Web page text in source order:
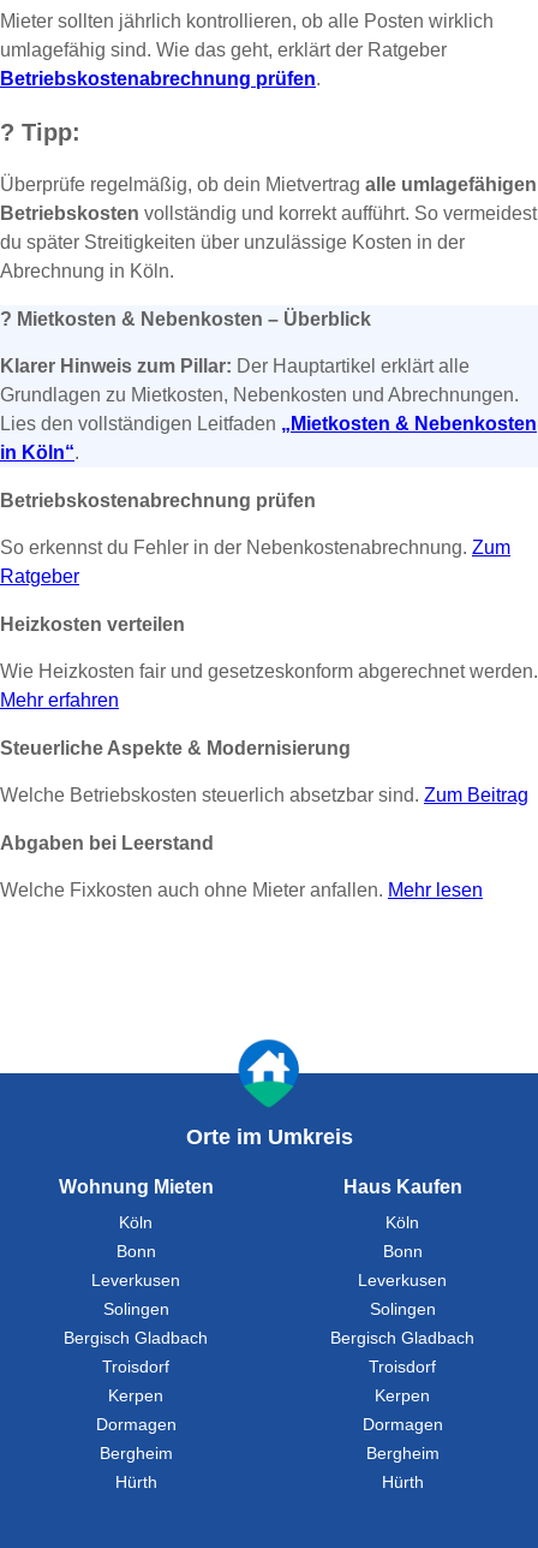
Mieter sollten jährlich kontrollieren, ob alle Posten wirklich
umlagefähig sind. Wie das geht, erklärt der Ratgeber
Betriebskostenabrechnung prüfen.
? Tipp:
Überprüfe regelmäßig, ob dein Mietvertrag alle umlagefähigen
Betriebskosten vollständig und korrekt aufführt. So vermeidest
du später Streitigkeiten über unzulässige Kosten in der
Abrechnung in Köln.
? Mietkosten & Nebenkosten – Überblick
Klarer Hinweis zum Pillar: Der Hauptartikel erklärt alle
Grundlagen zu Mietkosten, Nebenkosten und Abrechnungen.
Lies den vollständigen Leitfaden „Mietkosten & Nebenkosten
in Köln“.
Betriebskostenabrechnung prüfen
So erkennst du Fehler in der Nebenkostenabrechnung. Zum
Ratgeber
Heizkosten verteilen
Wie Heizkosten fair und gesetzeskonform abgerechnet werden.
Mehr erfahren
Steuerliche Aspekte & Modernisierung
Welche Betriebskosten steuerlich absetzbar sind. Zum Beitrag
Abgaben bei Leerstand
Welche Fixkosten auch ohne Mieter anfallen. Mehr lesen
Orte im Umkreis
Wohnung Mieten
Köln
Bonn
Leverkusen
Solingen
Bergisch Gladbach
Troisdorf
Kerpen
Dormagen
Bergheim
Hürth
Haus Kaufen
Köln
Bonn
Leverkusen
Solingen
Bergisch Gladbach
Troisdorf
Kerpen
Dormagen
Bergheim
Hürth